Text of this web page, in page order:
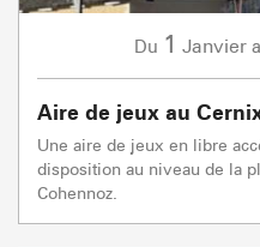
Du 1 Janvier
Aire de jeux au
Une aire de jeux en libre
disposition au niveau de la
Cohennoz.